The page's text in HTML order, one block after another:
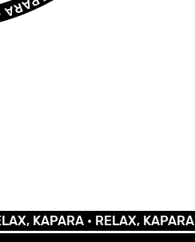
•RELAX, KAPARA •